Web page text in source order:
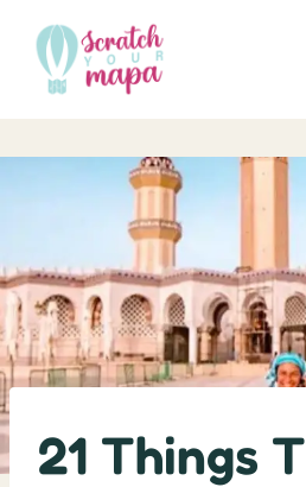
content
21 Things